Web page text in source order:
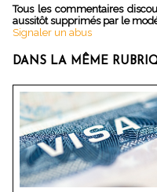
Tous les commentaires
aussitôt supprimés par le
Signaler un abus
DANS LA MÊME